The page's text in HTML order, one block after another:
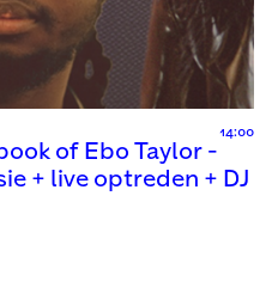
14:00
of Ebo Taylor -
+ live optreden + DJ